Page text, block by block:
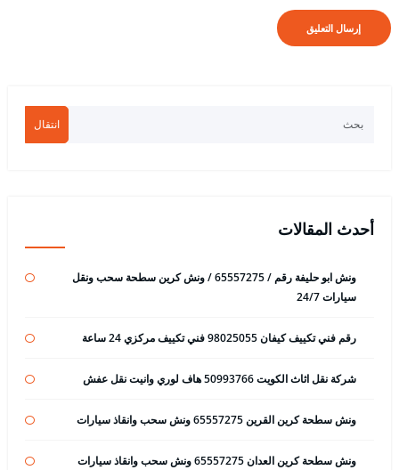
انتقال
أحدث المقالات
ونش ابو حليفة رقم / 65557275 / ونش كرين سطحة سحب ونقل
سيارات 24/7
رقم فني تكييف كيفان 98025055 فني تكييف مركزي 24 ساعة
شركة نقل اثاث الكويت 50993766 هاف لوري وانيت نقل عفش
ونش سطحة كرين القرين 65557275 ونش سحب وانقاذ سيارات
ونش سطحة كرين العدان 65557275 ونش سحب وانقاذ سيارات